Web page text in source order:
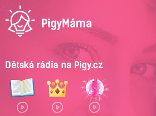
Dětská rádia na Pigy.cz